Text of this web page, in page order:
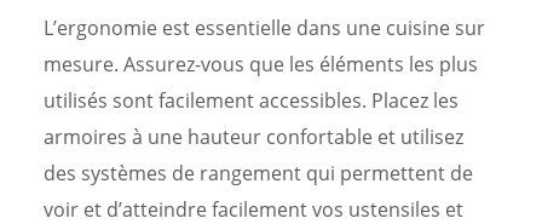
L’ergonomie est essentielle dans une cuisine sur
mesure. Assurez-vous que les éléments les plus
utilisés sont facilement accessibles. Placez les
armoires à une hauteur confortable et utilisez
des systèmes de rangement qui permettent de
voir et d’atteindre facilement vos ustensiles et